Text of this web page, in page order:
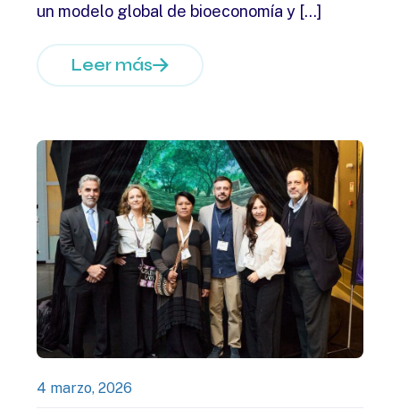
un modelo global de bioeconomía y[…]
Leer más
4 marzo, 2026